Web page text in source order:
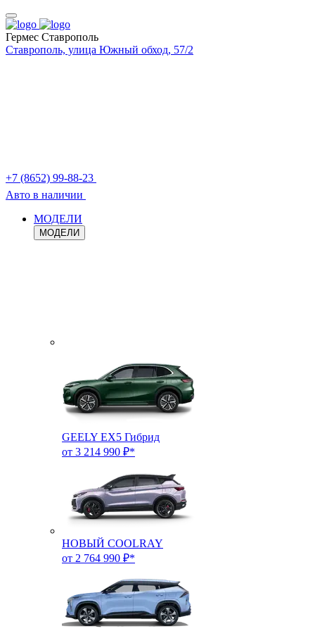
Гермес Ставрополь
Ставрополь, улица Южный обход, 57/2
+7 (8652) 99-88-23
Авто в наличии
МОДЕЛИ
МОДЕЛИ
GEELY EX5 Гибрид
от 3 214 990 ₽*
НОВЫЙ COOLRAY
от 2 764 990 ₽*